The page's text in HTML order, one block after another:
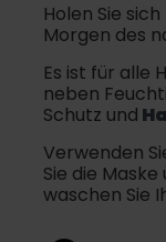
Holen Sie
Morgen des
Es ist für alle
neben
Schutz und
Verwenden
Sie die
waschen Sie